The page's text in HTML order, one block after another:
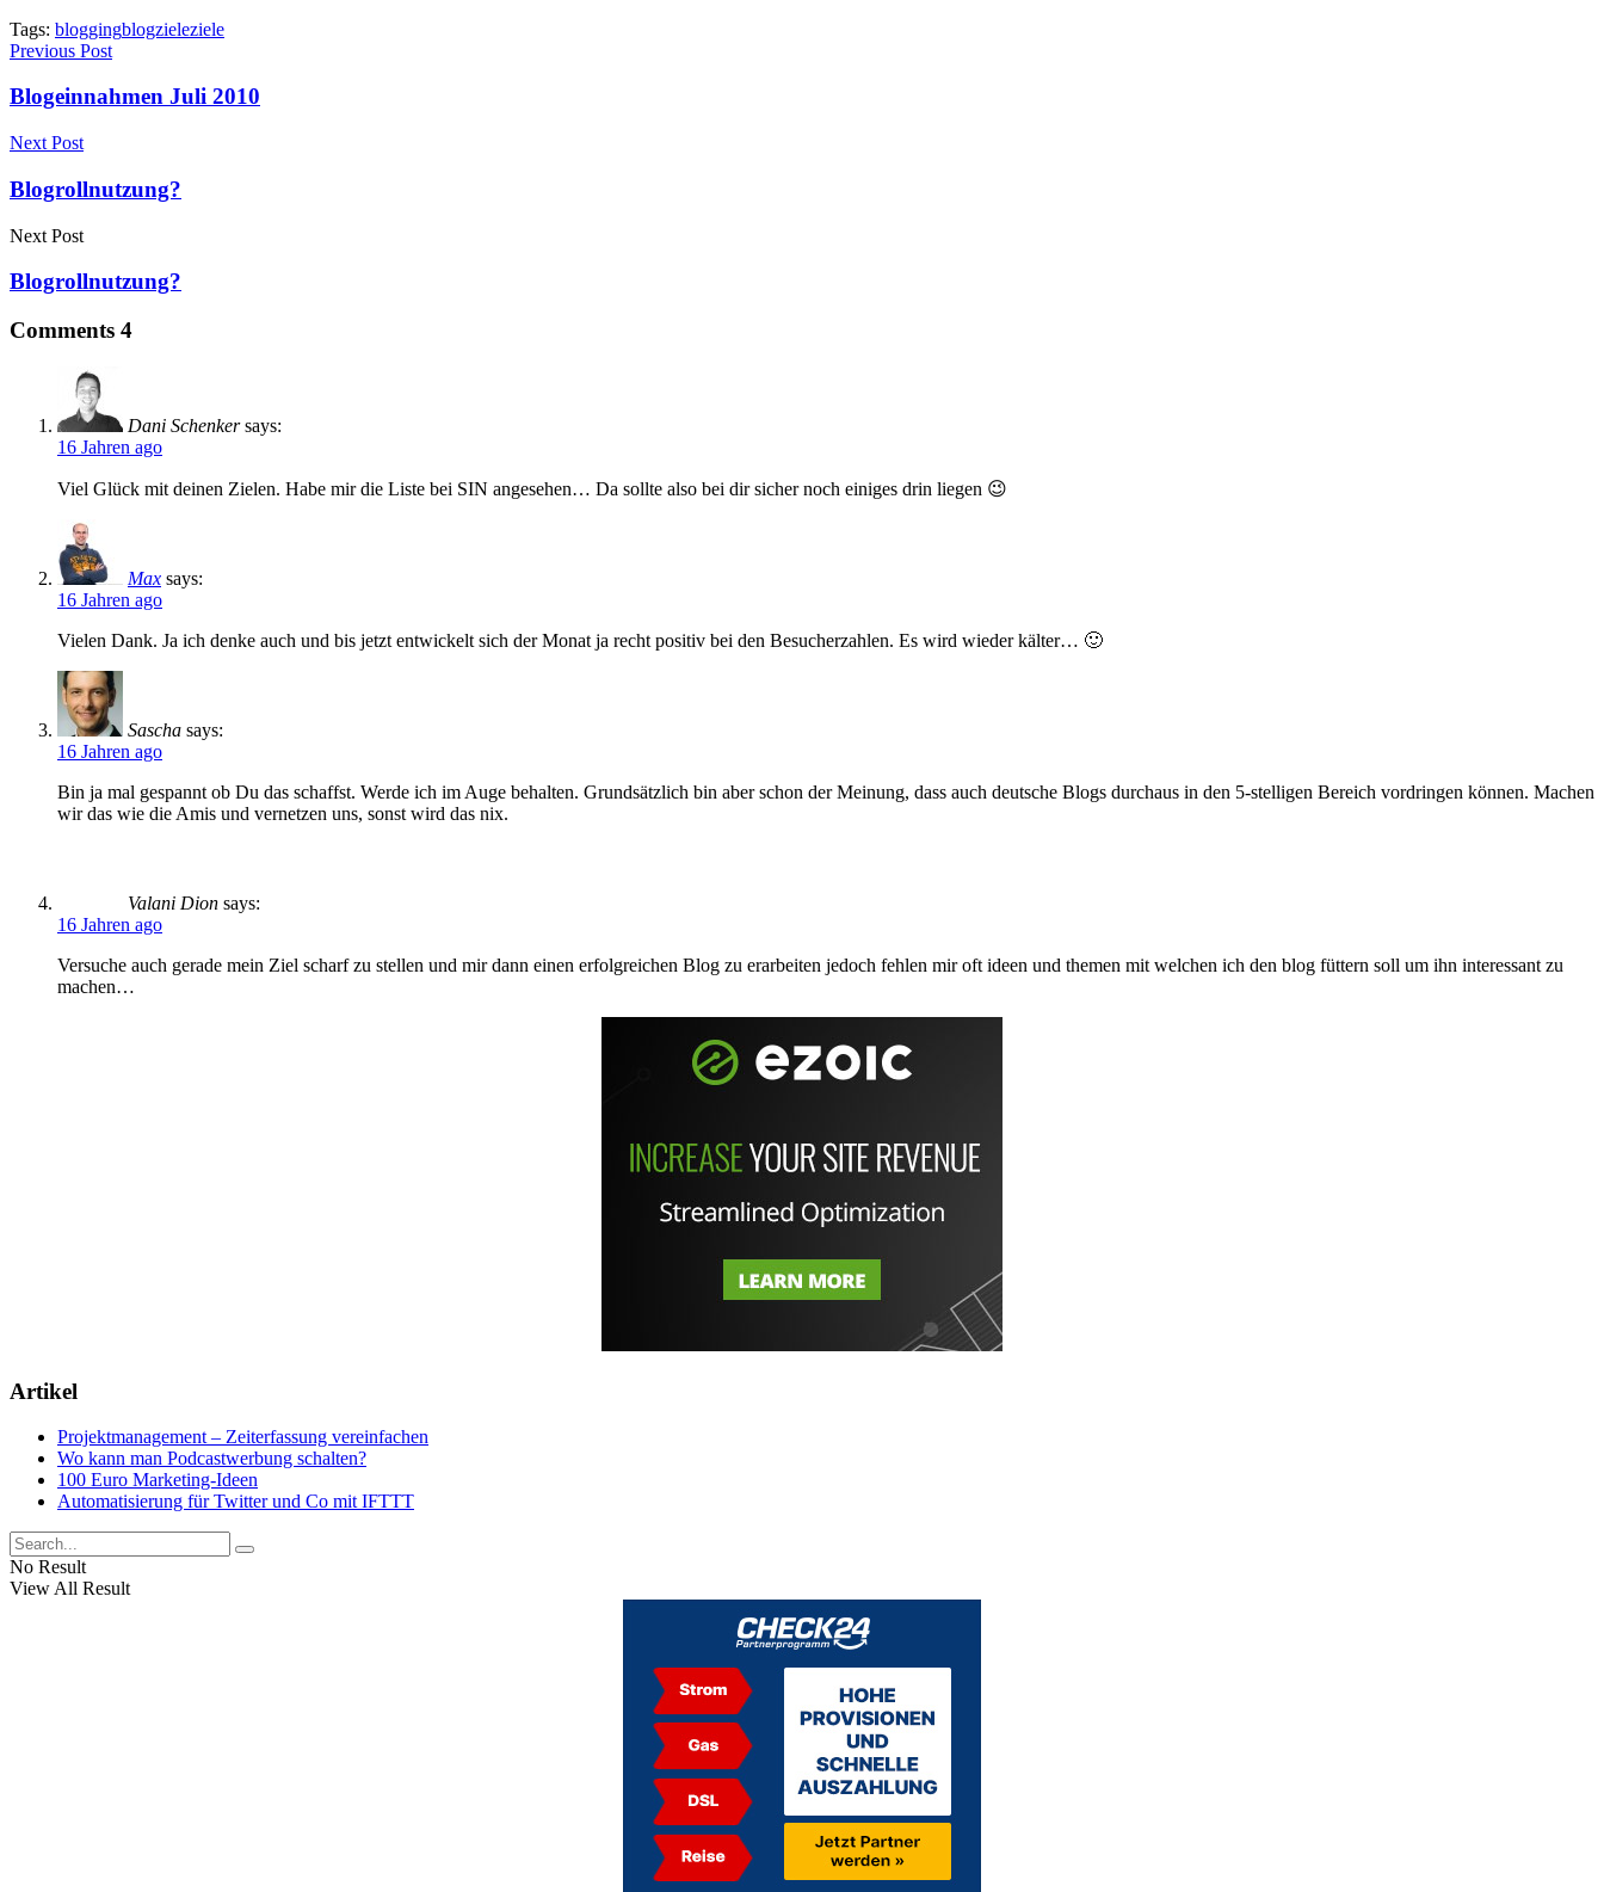
Tags: bloggingblogzieleziele
Previous Post
Blogeinnahmen Juli 2010
Next Post
Blogrollnutzung?
Next Post
Blogrollnutzung?
Comments 4
Dani Schenker says:
16 Jahren ago
Viel Glück mit deinen Zielen. Habe mir die Liste bei SIN angesehen… Da sollte also bei dir sicher noch einiges drin liegen 😉
Max says:
16 Jahren ago
Vielen Dank. Ja ich denke auch und bis jetzt entwickelt sich der Monat ja recht positiv bei den Besucherzahlen. Es wird wieder kälter… 🙂
Sascha says:
16 Jahren ago
Bin ja mal gespannt ob Du das schaffst. Werde ich im Auge behalten. Grundsätzlich bin aber schon der Meinung, dass auch deutsche Blogs durchaus in den 5-stelligen Bereich vordringen können. Machen
wir das wie die Amis und vernetzen uns, sonst wird das nix.
Valani Dion says:
16 Jahren ago
Versuche auch gerade mein Ziel scharf zu stellen und mir dann einen erfolgreichen Blog zu erarbeiten jedoch fehlen mir oft ideen und themen mit welchen ich den blog füttern soll um ihn interessant zu
machen…
Artikel
Projektmanagement – Zeiterfassung vereinfachen
Wo kann man Podcastwerbung schalten?
100 Euro Marketing-Ideen
Automatisierung für Twitter und Co mit IFTTT
No Result
View All Result